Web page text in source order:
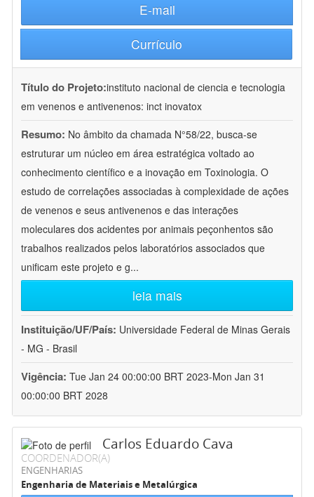
E-mail
Currículo
Título do Projeto:instituto nacional de ciencia e tecnologia
em venenos e antivenenos: inct inovatox
Resumo: No âmbito da chamada N°58/22, busca-se
estruturar um núcleo em área estratégica voltado ao
conhecimento científico e a inovação em Toxinologia. O
estudo de correlações associadas à complexidade de ações
de venenos e seus antivenenos e das interações
moleculares dos acidentes por animais peçonhentos são
trabalhos realizados pelos laboratórios associados que
unificam este projeto e g...
leia mais
Instituição/UF/País: Universidade Federal de Minas Gerais
- MG - Brasil
Vigência: Tue Jan 24 00:00:00 BRT 2023-Mon Jan 31
00:00:00 BRT 2028
Carlos Eduardo Cava
COORDENADOR(A)
ENGENHARIAS
Engenharia de Materiais e Metalúrgica